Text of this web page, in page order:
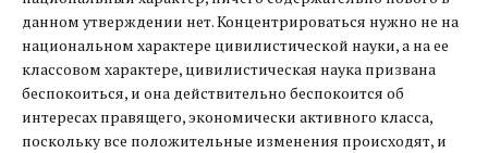
данном утверждении нет. Концентрироваться нужно не на
национальном характере цивилистической науки, а на ее
классовом характере, цивилистическая наука призвана
беспокоиться, и она действительно беспокоится об
интересах правящего, экономически активного класса,
поскольку все положительные изменения происходят, и